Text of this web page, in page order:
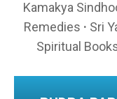
Kamakya
Remedies · Sri
Spiritual